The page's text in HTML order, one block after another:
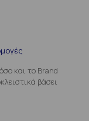
και το Brand
βάσει